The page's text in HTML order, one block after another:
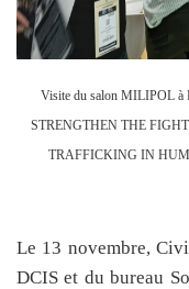
Visite du salon MILIPOL à
STRENGTHEN THE
TRAFFICKING IN
Le 13 novembre,
DCIS et du bureau